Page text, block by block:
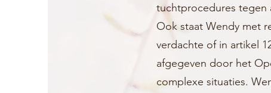
tuchtprocedures tegen
Ook staat Wendy met
verdachte of in artikel
afgegeven door het
complexe situaties.